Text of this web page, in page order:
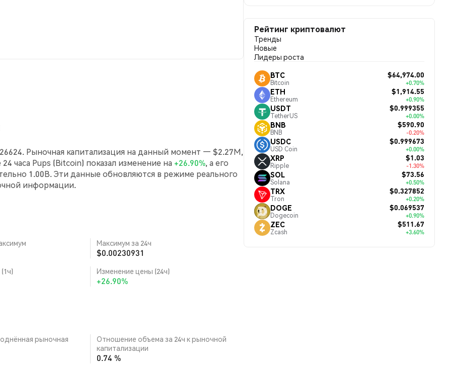
Рыночная капитализация на данный момент — $2.27M,
часа Pups (Bitcoin) показал изменение на +26.90%, а его
1.00B. Эти данные обновляются в режиме реального
информации.
Максимум за 24ч
$0.00230931
Изменение цены (24ч)
+26.90%
рыночная
Отношение объема за 24ч к рыночной
капитализации
0.74 %
Рейтинг криптовалют
Тренды
Новые
Лидеры роста
BTC
Bitcoin
$64,974.00
+0.70%
ETH
Ethereum
$1,914.55
+0.90%
USDT
TetherUS
$0.999355
+0.00%
BNB
BNB
$590.90
-0.20%
USDC
USD Coin
$0.999673
+0.00%
XRP
Ripple
$1.03
-1.30%
SOL
Solana
$73.56
+0.50%
TRX
Tron
$0.327852
+0.20%
DOGE
Dogecoin
$0.069537
+0.90%
ZEC
Zcash
$511.67
+3.60%